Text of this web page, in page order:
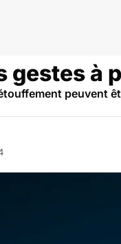
gestes à
peuvent